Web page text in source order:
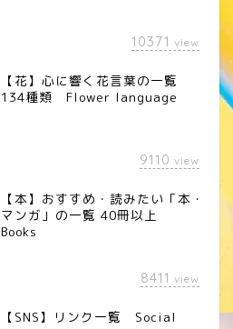
10371 view
【花】心に響く花言葉の一覧
134種類 Flower language
9110 view
【本】おすすめ・読みたい「本・
マンガ」の一覧 40冊以上
Books
8411 view
【SNS】リンク一覧 Social